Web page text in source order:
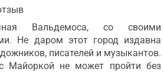
Вальдемоса, со своими
Не даром этот город издавна
писателей и музыкантов.
Майоркой не может пройти без